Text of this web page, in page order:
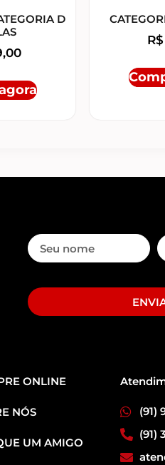
D
R$
ONLINE
NÓS
UM AMIGO
(91)
(91)